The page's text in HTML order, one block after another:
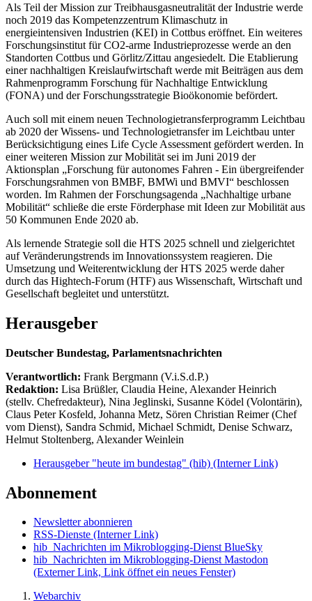
Als Teil der Mission zur Treibhausgasneutralität der Industrie werde
noch 2019 das Kompetenzzentrum Klimaschutz in
energieintensiven Industrien (KEI) in Cottbus eröffnet. Ein weiteres
Forschungsinstitut für CO2-arme Industrieprozesse werde an den
Standorten Cottbus und Görlitz/Zittau angesiedelt. Die Etablierung
einer nachhaltigen Kreislaufwirtschaft werde mit Beiträgen aus dem
Rahmenprogramm Forschung für Nachhaltige Entwicklung
(FONA) und der Forschungsstrategie Bioökonomie befördert.
Auch soll mit einem neuen Technologietransferprogramm Leichtbau
ab 2020 der Wissens- und Technologietransfer im Leichtbau unter
Berücksichtigung eines Life Cycle Assessment gefördert werden. In
einer weiteren Mission zur Mobilität sei im Juni 2019 der
Aktionsplan „Forschung für autonomes Fahren - Ein übergreifender
Forschungsrahmen von BMBF, BMWi und BMVI“ beschlossen
worden. Im Rahmen der Forschungsagenda „Nachhaltige urbane
Mobilität“ schließe die erste Förderphase mit Ideen zur Mobilität aus
50 Kommunen Ende 2020 ab.
Als lernende Strategie soll die HTS 2025 schnell und zielgerichtet
auf Veränderungstrends im Innovationssystem reagieren. Die
Umsetzung und Weiterentwicklung der HTS 2025 werde daher
durch das Hightech-Forum (HTF) aus Wissenschaft, Wirtschaft und
Gesellschaft begleitet und unterstützt.
Herausgeber
Deutscher Bundestag, Parlamentsnachrichten
Verantwortlich: Frank Bergmann (V.i.S.d.P.)
Redaktion: Lisa Brüßler, Claudia Heine, Alexander Heinrich
(stellv. Chefredakteur), Nina Jeglinski, Susanne Ködel (Volontärin),
Claus Peter Kosfeld, Johanna Metz, Sören Christian Reimer (Chef
vom Dienst), Sandra Schmid, Michael Schmidt, Denise Schwarz,
Helmut Stoltenberg, Alexander Weinlein
Herausgeber "heute im bundestag" (hib) (Interner Link)
Abonnement
Newsletter abonnieren
RSS-Dienste (Interner Link)
hib_Nachrichten im Mikroblogging-Dienst BlueSky
hib_Nachrichten im Mikroblogging-Dienst Mastodon
(Externer Link, Link öffnet ein neues Fenster)
Webarchiv